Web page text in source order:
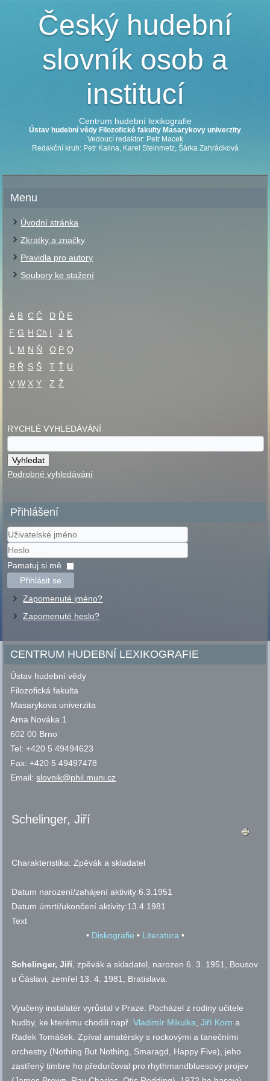
Český hudební
slovník osob a
institucí
Centrum hudební lexikografie
Ústav hudební vědy Filozofické fakulty Masarykovy univerzity
Vedoucí redaktor: Petr Macek
Redakční kruh: Petr Kalina, Karel Steinmetz, Šárka Zahrádková
Menu
Úvodní stránka
Zkratky a značky
Pravidla pro autory
Soubory ke stažení
A B C Č D Ď E
F G H Ch I J K
L
M N Ň O P Q
R Ř S Š T Ť U
V W X Y Z Ž
RYCHLÉ VYHLEDÁVÁNÍ
Podrobné vyhledávání
Přihlášení
Uživatelské
jméno
Heslo
Pamatuj si mě
Přihlásit se
Zapomenuté jméno?
Zapomenuté heslo?
CENTRUM HUDEBNÍ LEXIKOGRAFIE
Ústav hudební vědy
Filozofická fakulta
Masarykova univerzita
Arna Nováka 1
602 00 Brno
Tel: +420 5 49494623
Fax: +420 5 49497478
Email:slovnik@phil.muni.cz
Schelinger, Jiří
Charakteristika:Zpěvák a skladatel
Datum narození/zahájení aktivity:6.3.1951
Datum úmrtí/ukončení aktivity:13.4.1981
Text
• Diskografie • Literatura•
Schelinger, Jiří, zpěvák a skladatel, narozen 6. 3. 1951, Bousov
u Čáslavi, zemřel 13. 4. 1981, Bratislava.
Vyučený instalatér vyrůstal v Praze. Pocházel z rodiny učitele
hudby, ke kterému chodili např. Vladimír Mikulka,Jiří Korn a
Radek Tomášek. Zpíval amatérsky s rockovými a tanečními
orchestry (Nothing But Nothing, Smaragd, Happy Five), jeho
zastřený timbre ho předurčoval pro rhythmandbluesový projev